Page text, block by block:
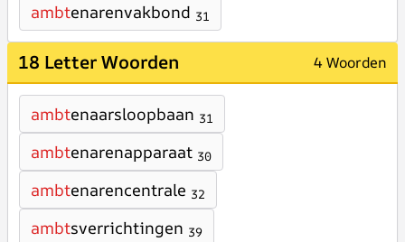
ambtenarenvakbond 31
18 Letter Woorden 4 Woorden
ambtenaarsloopbaan 31
ambtenarenapparaat 30
ambtenarencentrale 32
ambtsverrichtingen 39